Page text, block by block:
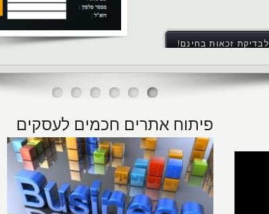
לבדיקת זכאות בחינם!
פיתוח אתרים חכמים לעסקים